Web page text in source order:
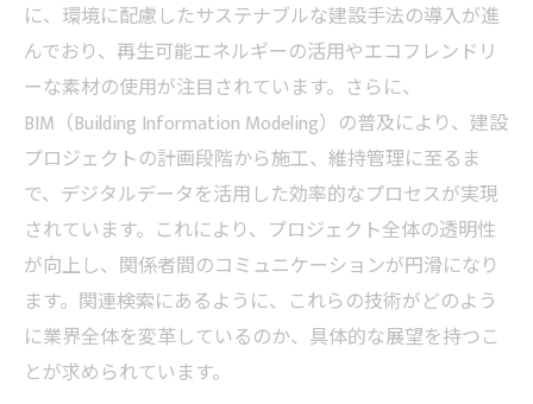
技術進歩が建設業界に与える影響
建設における技術進化の実態
進化する建設技術とその影響
技術革新が変える建設の未来
建設業界の技術進化の現状分析
技術進歩がもたらす建設の変革
建設業界の未来を切り拓く鍵
建設の未来を左右する重要な要素
業界発展の鍵を握る革新的技術
未来を創る建設業界の挑戦とは
に、環境に配慮したサステナブルな建設手法の導入が進
んでおり、再生可能エネルギーの活用やエコフレンドリ
ーな素材の使用が注目されています。さらに、
BIM（Building Information Modeling）の普及により、建設
プロジェクトの計画段階から施工、維持管理に至るま
で、デジタルデータを活用した効率的なプロセスが実現
されています。これにより、プロジェクト全体の透明性
が向上し、関係者間のコミュニケーションが円滑になり
ます。関連検索にあるように、これらの技術がどのよう
に業界全体を変革しているのか、具体的な展望を持つこ
とが求められています。